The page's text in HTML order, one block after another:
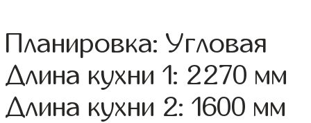
Планировка: Угловая
Длина кухни 1: 2270 мм
Длина кухни 2: 1600 мм